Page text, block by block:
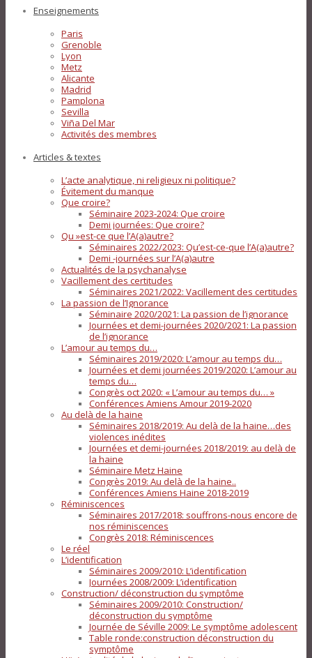
Enseignements
Paris
Grenoble
Lyon
Metz
Alicante
Madrid
Pamplona
Sevilla
Viña Del Mar
Activités des membres
Articles & textes
L’acte analytique, ni religieux ni politique?
Évitement du manque
Que croire?
Séminaire 2023-2024: Que croire
Demi journées: Que croire?
Qu »est-ce que l’A(a)autre?
Séminaires 2022/2023: Qu’est-ce-que l’A(a)autre?
Demi -journées sur l’A(a)autre
Actualités de la psychanalyse
Vacillement des certitudes
Séminaires 2021/2022: Vacillement des certitudes
La passion de l’Ignorance
Séminaire 2020/2021: La passion de l’ignorance
Journées et demi-journées 2020/2021: La passion
de l’ignorance
L’amour au temps du…
Séminaires 2019/2020: L’amour au temps du…
Journées et demi journées 2019/2020: L’amour au
temps du…
Congrès oct 2020: « L’amour au temps du… »
Conférences Amiens Amour 2019-2020
Au delà de la haine
Séminaires 2018/2019: Au delà de la haine…des
violences inédites
Journées et demi-journées 2018/2019: au delà de
la haine
Séminaire Metz Haine
Congrès 2019: Au delà de la haine..
Conférences Amiens Haine 2018-2019
Réminiscences
Séminaires 2017/2018: souffrons-nous encore de
nos réminiscences
Congrès 2018: Réminiscences
Le réel
L’identification
Séminaires 2009/2010: L’identification
Journées 2008/2009: L’identification
Construction/ déconstruction du symptôme
Séminaires 2009/2010: Construction/
déconstruction du symptôme
Journée de Séville 2009: Le symptôme adolescent
Table ronde:construction déconstruction du
symptôme